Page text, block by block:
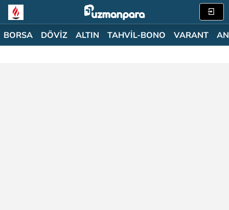
BORSA DÖVİZ ALTIN TAHVİL-BONO VARANT